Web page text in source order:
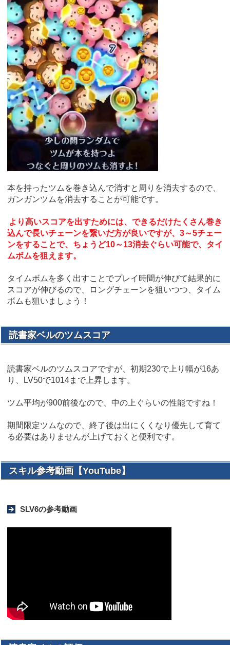
本を持ったツムを巻き込んで消すと周りを消去するので、
ガンガンツムを消去することが可能です。
より高いスコアを出すためには、できるだけたくさん巻き
込んで長いチェーンを繋いだ方が良いですが、3～5チェー
ンをすることで、ちょうど10～13消去ぐらい可能で、タイ
ムボムを狙えます。
タイムボムを多く出すことでプレイ時間が伸びて結果的に
スコアが伸びるので、ロングチェーンを狙いつつ、タイム
ボムも狙いましょう！
読書家ベルのツムスコア
読書家ベルのツムスコアですが、初期230で上り幅が16あ
り、LV50で1014まで上昇します。
ツム平均が900前後なので、中の上ぐらいの性能ですね！
期間限定ツムなので、終了後は出にくくなり優先して育て
る必要はありませんが上げておくと便利です。
スキル参考動画【YouTube】
SLV6の参考動画